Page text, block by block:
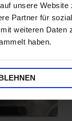
unsere
Partner für
weiteren Daten
haben.